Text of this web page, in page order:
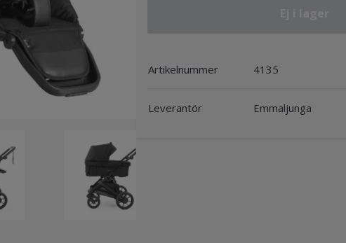
Artikelnummer 4135
Leverantör Emmaljunga